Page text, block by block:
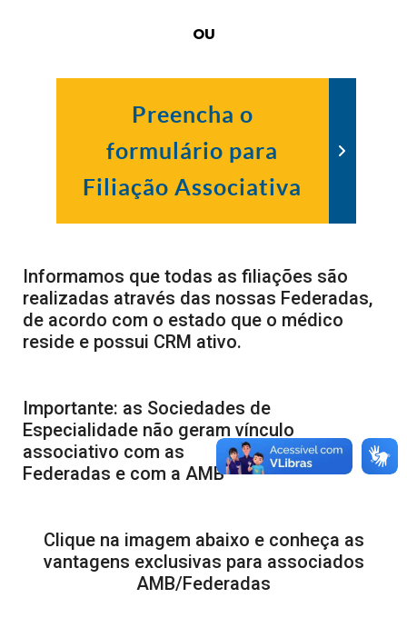
OU
Preencha o
formulário para
Filiação Associativa
Informamos que todas as filiações são
realizadas através das nossas Federadas,
de acordo com o estado que o médico
reside e possui CRM ativo.
Importante: as Sociedades de
Especialidade não geram vínculo
associativo com as
Federadas e com a AMB
Clique na imagem abaixo e conheça as
vantagens exclusivas para associados
AMB/Federadas